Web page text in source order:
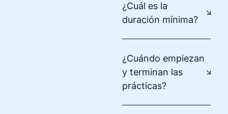
¿Cuál es la
duración mínima?
¿Cuándo empiezan
y terminan las
prácticas?